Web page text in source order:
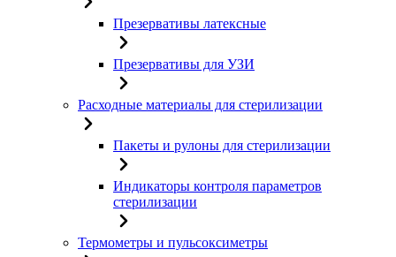
Презервативы латексные
Презервативы для УЗИ
Расходные материалы для стерилизации
Пакеты и рулоны для стерилизации
Индикаторы контроля параметров
стерилизации
Термометры и пульсоксиметры